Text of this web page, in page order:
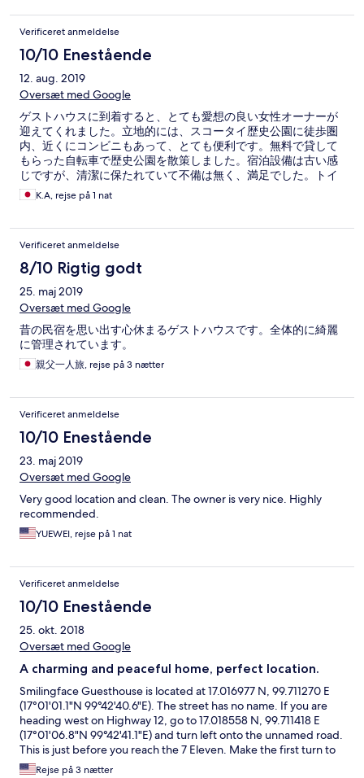
Milo - great way to meet other travellers ! I would come back
here anytime and strongly recommend you give it a go. I am a
solo, older, female traveller and never felt unsafe walking to and
from the Guesthouse. Thank you so much for the hospitality . . .
Verificeret anmeldelse
10/10 Enestående
12. aug. 2019
Oversæt med Google
ゲストハウスに到着すると、とても愛想の良い女性オーナーが
迎えてくれました。立地的には、スコータイ歴史公園に徒歩圏
内、近くにコンビニもあって、とても便利です。無料で貸して
もらった自転車で歴史公園を散策しました。宿泊設備は古い感
じですが、清潔に保たれていて不備は無く、満足でした。トイ
レとシャワーが同じ空間にありましたが、私はそれほど気にな
りませんでした。 サービスについては、上述の自転車無料レン
迎の車を電話予約してもらいました。 私が宿泊したときは、家
族連れのお客さんもいて、人気の高い宿のように思いました。
また、スコータイを訪れた際は、このゲストハウスに泊まりた
いと思います。
K.A, rejse på 1 nat
Verificeret anmeldelse
8/10 Rigtig godt
25. maj 2019
Oversæt med Google
昔の民宿を思い出す心休まるゲストハウスです。全体的に綺麗
に管理されています。
親父一人旅, rejse på 3 nætter
Verificeret anmeldelse
10/10 Enestående
23. maj 2019
Oversæt med Google
Very good location and clean. The owner is very nice. Highly
recommended.
YUEWEI, rejse på 1 nat
Verificeret anmeldelse
10/10 Enestående
25. okt. 2018
Oversæt med Google
A charming and peaceful home, perfect location.
Smilingface Guesthouse is located at 17.016977 N, 99.711270 E
(17°01'01.1"N 99°42'40.6"E). The street has no name. If you are
heading west on Highway 12, go to 17.018558 N, 99.711418 E
(17°01'06.8"N 99°42'41.1"E) and turn left onto the unnamed road.
This is just before you reach the 7 Eleven. Make the first turn to
the right and follow the road as it curves to the left. Turn right
Rejse på 3 nætter